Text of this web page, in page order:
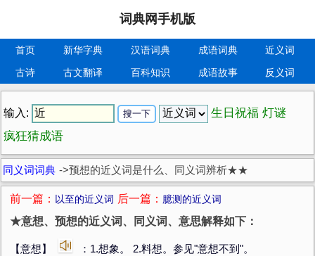
词典网手机版
首页 新华字典 汉语词典 成语词典
近义词
古诗
古文翻译 百科知识 成语故事 反义词
输入: 生日祝福 灯谜
疯狂猜成语
同义词词典 ->预想的近义词是什么、同义词辨析★★
前一篇： 以至的近义词 后一篇： 臆测的近义词
★意想、预想的近义词、同义词、意思解释如下：
【意想】
：1.想象。 2.料想。参见"意想不到"。